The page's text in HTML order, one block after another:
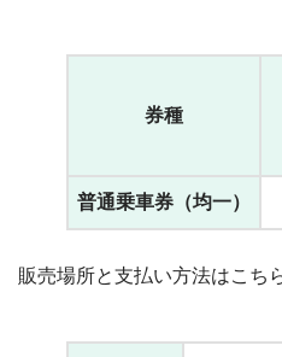
券種
普通乗車券（均一）
販売場所と支払い方法はこちら